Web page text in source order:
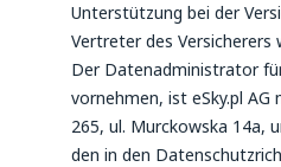
Unterstützung bei der
Vertreter des Versicherers
Der Datenadministrator
vornehmen, ist eSky.pl
265, ul. Murckowska 14a,
den in den